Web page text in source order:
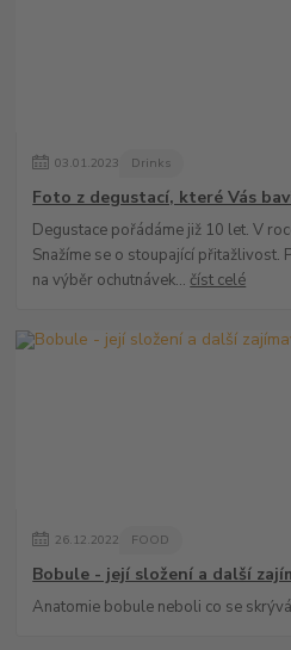
03.01.2023 Drinks
Foto z degustací, které Vás
Degustace pořádáme již 10 let. V
Snažíme se o stoupající přitažlivost.
na výběr ochutnávek... číst celé
26. 12.2022 FOOD
Bobule - její složení a další
Anatomie bobule neboli co se